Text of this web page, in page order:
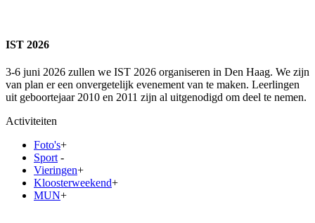
IST 2026
3-6 juni 2026 zullen we IST 2026 organiseren in Den Haag. We zijn
van plan er een onvergetelijk evenement van te maken. Leerlingen
uit geboortejaar 2010 en 2011 zijn al uitgenodigd om deel te nemen.
Activiteiten
Foto's+
Sport -
Vieringen+
Kloosterweekend+
MUN+